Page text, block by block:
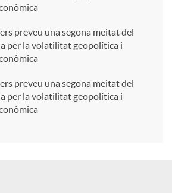
preveu una segona meitat del
per la volatilitat geopolítica i
preveu una segona meitat del
per la volatilitat geopolítica i